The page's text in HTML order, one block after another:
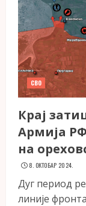
СВО
Крај
Армија
на
8. ОКТОБАР 2024.
Дуг период
линије